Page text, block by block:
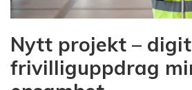
Nytt projekt –
frivilliguppdrag